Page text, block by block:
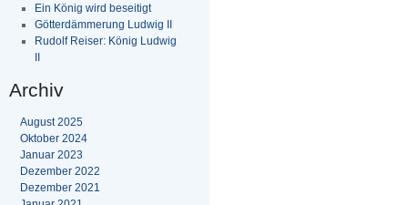
Ein König wird beseitigt
Götterdämmerung Ludwig II
Rudolf Reiser: König Ludwig
II
Archiv
August 2025
Oktober 2024
Januar 2023
Dezember 2022
Dezember 2021